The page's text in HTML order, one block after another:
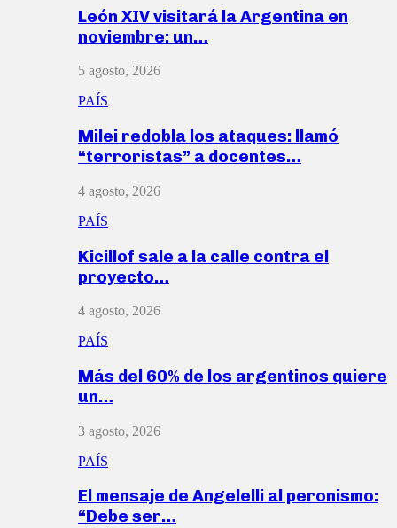
León XIV visitará la Argentina en
noviembre: un…
5 agosto, 2026
PAÍS
Milei redobla los ataques: llamó
“terroristas” a docentes…
4 agosto, 2026
PAÍS
Kicillof sale a la calle contra el
proyecto…
4 agosto, 2026
PAÍS
Más del 60% de los argentinos quiere
un…
3 agosto, 2026
PAÍS
El mensaje de Angelelli al peronismo:
“Debe ser…